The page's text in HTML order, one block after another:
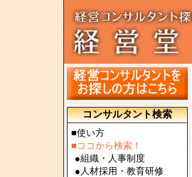
コンサルタント検索
■使い方
■ココから検索！
●組織・人事制度
● 人材採用・教育研修